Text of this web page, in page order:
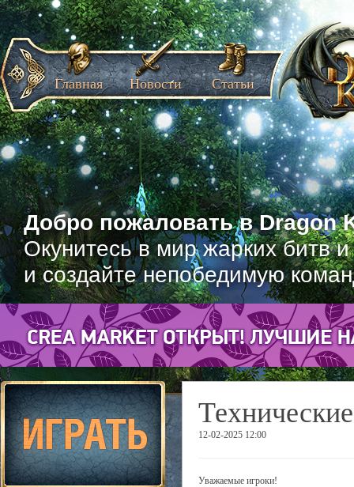
Добро пожаловать в Dragon
Окунитесь в мир жарких битв
и создайте непобедимую
Главная Новости Статьи
12-02-2025 12:00
Уважаемые игроки!